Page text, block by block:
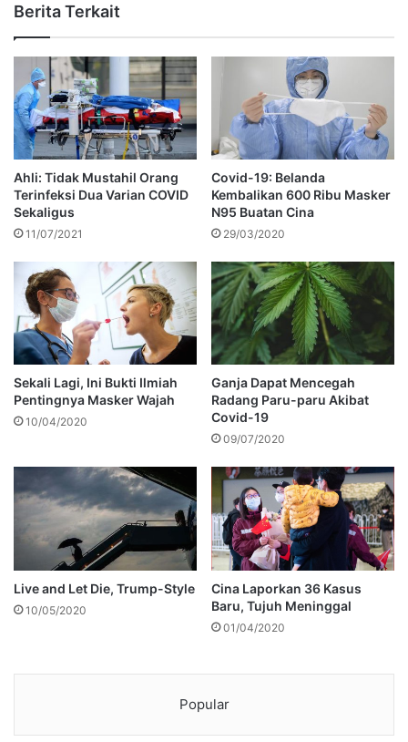
Berita Terkait
Ahli: Tidak Mustahil Orang
Terinfeksi Dua Varian COVID
Sekaligus
11/07/2021
Covid-19: Belanda
Kembalikan 600 Ribu Masker
N95 Buatan Cina
29/03/2020
Sekali Lagi, Ini Bukti Ilmiah
Pentingnya Masker Wajah
10/04/2020
Ganja Dapat Mencegah
Radang Paru-paru Akibat
Covid-19
09/07/2020
Live and Let Die, Trump-Style
10/05/2020
Cina Laporkan 36 Kasus
Baru, Tujuh Meninggal
01/04/2020
Popular